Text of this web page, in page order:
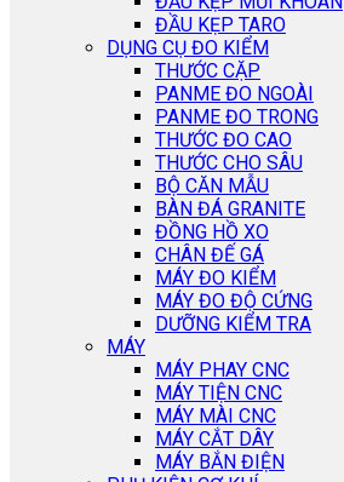
ĐẦU KẸP TARO
DỤNG CỤ ĐO KIỂM
THƯỚC CẶP
PANME ĐO NGOÀI
PANME ĐO TRONG
THƯỚC ĐO CAO
THƯỚC CHO SÂU
BỘ CĂN MẪU
BÀN ĐÁ GRANITE
ĐỒNG HỒ XO
CHÂN ĐẾ GÁ
MÁY ĐO KIỂM
MÁY ĐO ĐỘ CỨNG
DƯỠNG KIỂM TRA
MÁY
MÁY PHAY CNC
MÁY TIỆN CNC
MÁY MÀI CNC
MÁY CẮT DÂY
MÁY BẮN ĐIỆN